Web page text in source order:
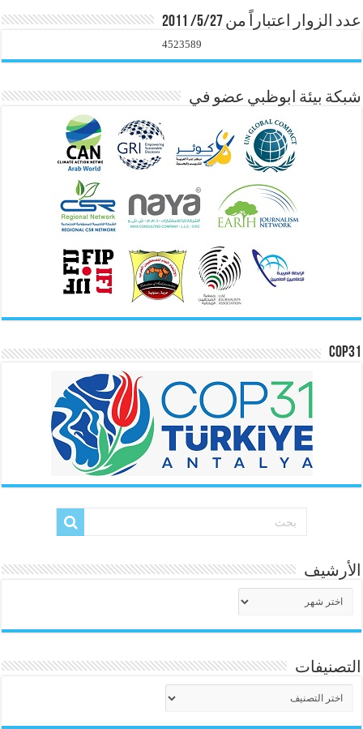
عدد الزوار اعتباراً من 5/27/ 2011
4523589
شبكة بيئة ابوظبي عضو في
COP31
الأرشيف
التصنيفات